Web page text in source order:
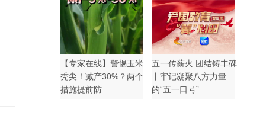
【专家在线】警惕玉米
秃尖！减产30%？两个
措施提前防
五一传薪火 团结铸丰碑
丨牢记凝聚八方力量
的“五一口号”